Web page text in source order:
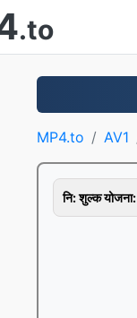
.to
MP4.to AV1
नि: शुल्क योजना: